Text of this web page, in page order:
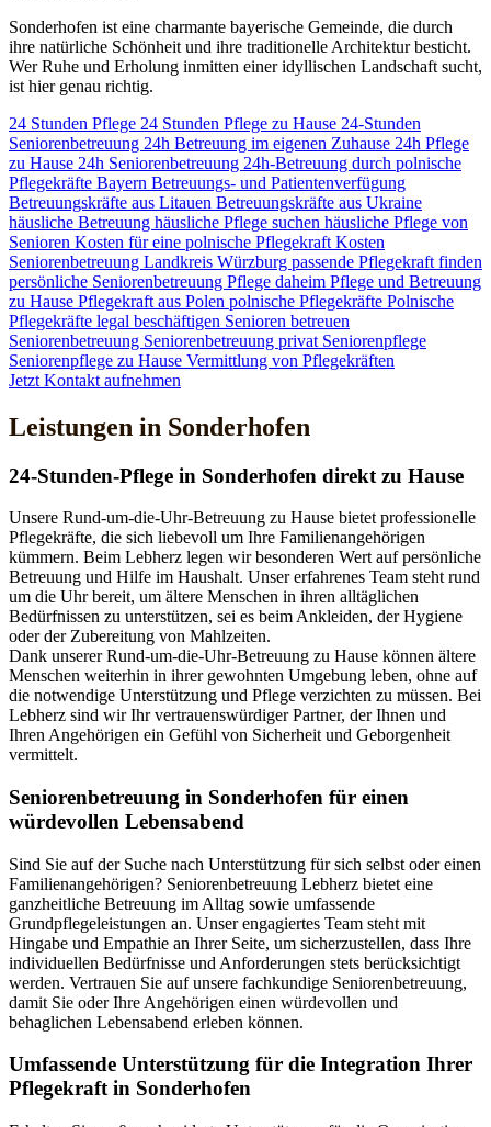
Sonderhofen ist eine charmante bayerische Gemeinde, die durch
ihre natürliche Schönheit und ihre traditionelle Architektur besticht.
Wer Ruhe und Erholung inmitten einer idyllischen Landschaft sucht,
ist hier genau richtig.
24 Stunden Pflege 24 Stunden Pflege zu Hause 24-Stunden
Seniorenbetreuung 24h Betreuung im eigenen Zuhause 24h Pflege
zu Hause 24h Seniorenbetreuung 24h-Betreuung durch polnische
Pflegekräfte Bayern Betreuungs- und Patientenverfügung
Betreuungskräfte aus Litauen Betreuungskräfte aus Ukraine
häusliche Betreuung häusliche Pflege suchen häusliche Pflege von
Senioren Kosten für eine polnische Pflegekraft Kosten
Seniorenbetreuung Landkreis Würzburg passende Pflegekraft finden
persönliche Seniorenbetreuung Pflege daheim Pflege und Betreuung
zu Hause Pflegekraft aus Polen polnische Pflegekräfte Polnische
Pflegekräfte legal beschäftigen Senioren betreuen
Seniorenbetreuung Seniorenbetreuung privat Seniorenpflege
Seniorenpflege zu Hause Vermittlung von Pflegekräften
Jetzt Kontakt aufnehmen
Leistungen in Sonderhofen
24-Stunden-Pflege in Sonderhofen direkt zu Hause
Unsere Rund-um-die-Uhr-Betreuung zu Hause bietet professionelle
Pflegekräfte, die sich liebevoll um Ihre Familienangehörigen
kümmern. Beim Lebherz legen wir besonderen Wert auf persönliche
Betreuung und Hilfe im Haushalt. Unser erfahrenes Team steht rund
um die Uhr bereit, um ältere Menschen in ihren alltäglichen
Bedürfnissen zu unterstützen, sei es beim Ankleiden, der Hygiene
oder der Zubereitung von Mahlzeiten.
Dank unserer Rund-um-die-Uhr-Betreuung zu Hause können ältere
Menschen weiterhin in ihrer gewohnten Umgebung leben, ohne auf
die notwendige Unterstützung und Pflege verzichten zu müssen. Bei
Lebherz sind wir Ihr vertrauenswürdiger Partner, der Ihnen und
Ihren Angehörigen ein Gefühl von Sicherheit und Geborgenheit
vermittelt.
Senioren­betreuung in Sonderhofen für einen
würdevollen Lebensabend
Sind Sie auf der Suche nach Unterstützung für sich selbst oder einen
Familienangehörigen? Seniorenbetreuung Lebherz bietet eine
ganzheitliche Betreuung im Alltag sowie umfassende
Grundpflegeleistungen an. Unser engagiertes Team steht mit
Hingabe und Empathie an Ihrer Seite, um sicherzustellen, dass Ihre
individuellen Bedürfnisse und Anforderungen stets berücksichtigt
werden. Vertrauen Sie auf unsere fachkundige Seniorenbetreuung,
damit Sie oder Ihre Angehörigen einen würdevollen und
behaglichen Lebensabend erleben können.
Umfassende Unterstützung für die Integration Ihrer
Pflegekraft in Sonderhofen